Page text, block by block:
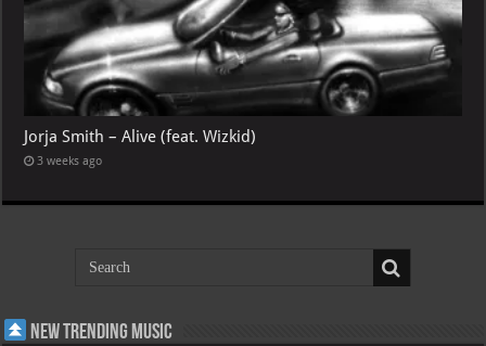
Jorja Smith – Alive (feat. Wizkid)
3 weeks ago
New Trending Music